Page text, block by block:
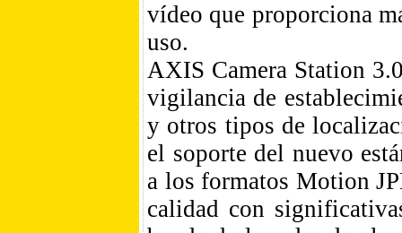
vídeo que proporciona
uso.
AXIS Camera Station
vigilancia de
y otros tipos de
el soporte del nuevo
a los formatos Motion
calidad con